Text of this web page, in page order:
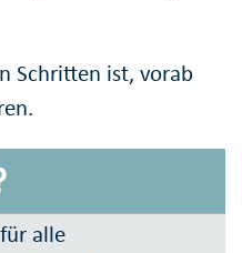
Schritten ist, vorab
alle